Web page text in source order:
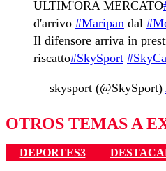
ULTIM'ORA MERCATO
d'arrivo #Maripan dal
Il difensore arriva in
riscatto#SkySport
— skysport (@SkySport)
OTROS TEMAS A
DEPORTES3